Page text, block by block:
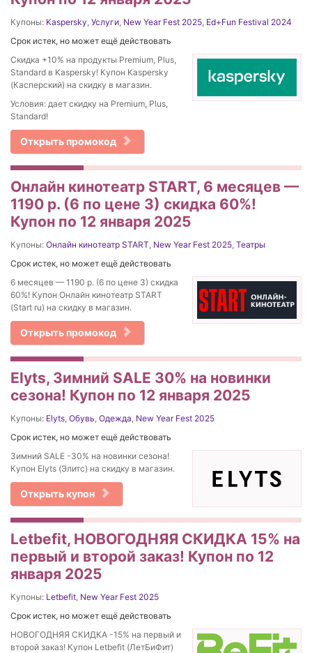
Купоны: Kaspersky, Услуги, New Year Fest 2025, Ed+Fun Festival 2024
Срок истек, но может ещё действовать
Скидка +10% на продукты Premium, Plus,
Standard в Kaspersky! Купон Kaspersky
(Касперский) на скидку в магазин.
Условия: дает скидку на Premium, Plus,
Standard!
Открыть промокод
Онлайн кинотеатр START, 6 месяцев —
1190 р. (6 по цене 3) скидка 60%!
Купон по 12 января 2025
Купоны: Онлайн кинотеатр START, New Year Fest 2025, Театры
Срок истек, но может ещё действовать
6 месяцев — 1190 р. (6 по цене 3) скидка
60%! Купон Онлайн кинотеатр START
(Start ru) на скидку в магазин.
Открыть промокод
Elyts, Зимний SALE 30% на новинки
сезона! Купон по 12 января 2025
Купоны: Elyts, Обувь, Одежда, New Year Fest 2025
Срок истек, но может ещё действовать
Зимний SALE -30% на новинки сезона!
Купон Elyts (Элитс) на скидку в магазин.
Открыть купон
Letbefit, НОВОГОДНЯЯ СКИДКА 15% на
первый и второй заказ! Купон по 12
января 2025
Купоны: Letbefit, New Year Fest 2025
Срок истек, но может ещё действовать
НОВОГОДНЯЯ СКИДКА -15% на первый и
второй заказ! Купон Letbefit (ЛетБиФит)